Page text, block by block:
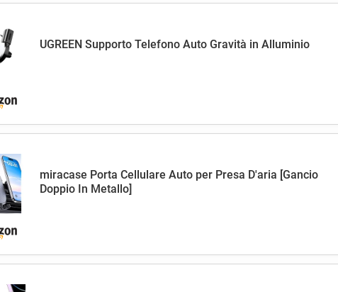
UGREEN Supporto Telefono Auto Gravità in Alluminio
miracase Porta Cellulare Auto per Presa D'aria [Gancio
Doppio In Metallo]